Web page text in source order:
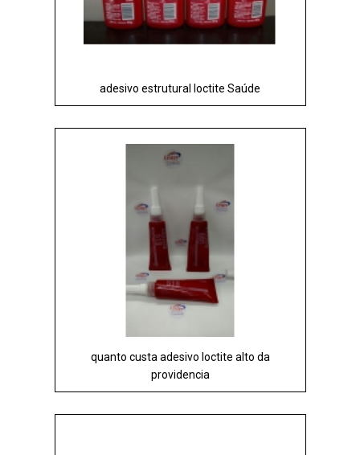
adesivo estrutural loctite Saúde
quanto custa adesivo loctite alto da
providencia